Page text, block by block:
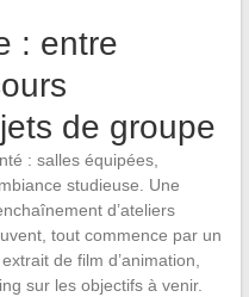
: entre
de groupe
: salles équipées,
studieuse. Une
d’ateliers
tout commence par un
de film d’animation,
sur les objectifs à venir.